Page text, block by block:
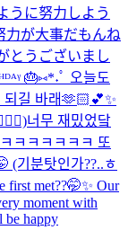
うに努力しよう
力が大事だもんね
とうございまし
🎂⑅*˖ﾟ 오늘도
되길 바래🫶🏻💕✨
너무 재밌었닼
ㅋㅋㅋㅋㅋㅋ 또
(기분탓인가??..ㅎ
first met??🤭✨ Our
moment with
be happy